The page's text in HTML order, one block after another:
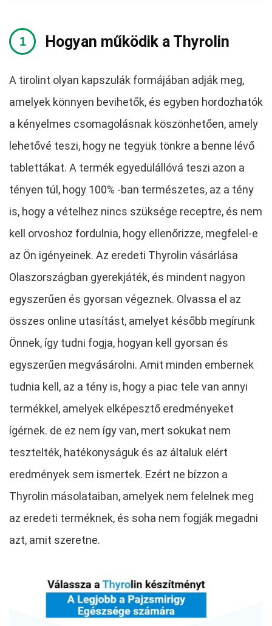
Hogyan működik a Thyrolin
A tirolint olyan kapszulák formájában adják meg,
amelyek könnyen bevihetők, és egyben hordozhatók
a kényelmes csomagolásnak köszönhetően, amely
lehetővé teszi, hogy ne tegyük tönkre a benne lévő
tablettákat. A termék egyedülállóvá teszi azon a
tényen túl, hogy 100% -ban természetes, az a tény
is, hogy a vételhez nincs szüksége receptre, és nem
kell orvoshoz fordulnia, hogy ellenőrizze, megfelel-e
az Ön igényeinek. Az eredeti Thyrolin vásárlása
Olaszországban gyerekjáték, és mindent nagyon
egyszerűen és gyorsan végeznek. Olvassa el az
összes online utasítást, amelyet később megírunk
Önnek, így tudni fogja, hogyan kell gyorsan és
egyszerűen megvásárolni. Amit minden embernek
tudnia kell, az a tény is, hogy a piac tele van annyi
termékkel, amelyek elképesztő eredményeket
ígérnek. de ez nem így van, mert sokukat nem
tesztelték, hatékonyságuk és az általuk elért
eredmények sem ismertek. Ezért ne bízzon a
Thyrolin másolataiban, amelyek nem felelnek meg
az eredeti terméknek, és soha nem fogják megadni
azt, amit szeretne.